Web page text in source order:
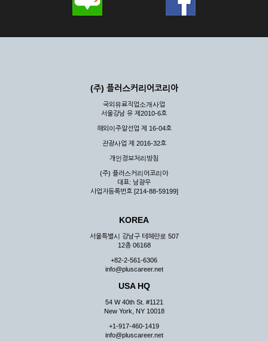
(주) 플러스커리어코리아
국외유료직업소개사업
서울강남 유 제2010-6호
해외이주알선업 제 16-04호
관광사업 제 2016-32호
개인정보처리방침
(주) 플러스커리어코리아
대표: 남광우
사업자등록번호 [214-88-59199]
KOREA
서울특별시 강남구 테헤란로 507
12층 06168
+82-2-561-6306
info@pluscareer.net
USA HQ
54 W 40th St. #1121
New York, NY 10018
+1-917-460-1419
info@pluscareer.net